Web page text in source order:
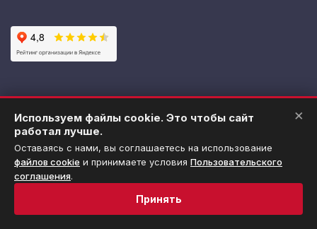
Политика обработки персональных данных
Использование файлов cookie
Пользовательское соглашение
Используем файлы cookie. Это чтобы сайт
работал лучше.
Оставаясь с нами, вы соглашаетесь на использование
файлов cookie и принимаете условия Пользовательского
соглашения.
Принять
×